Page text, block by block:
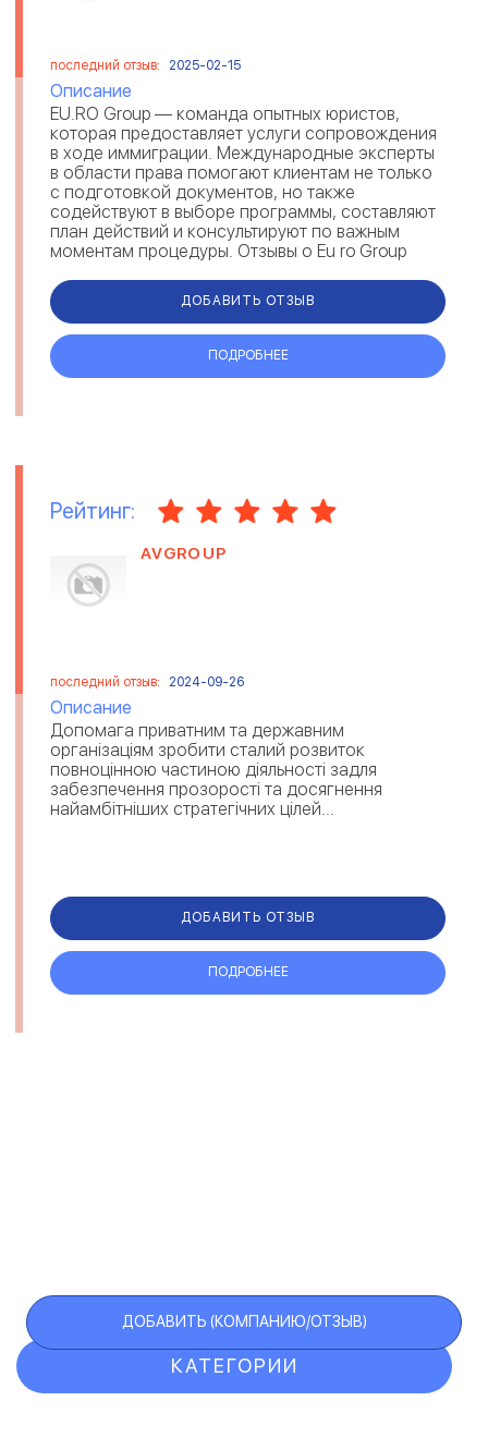
последний отзыв: 2025-02-15
Описание
EU.RO Group — команда опытных юристов,
которая предоставляет услуги сопровождения
в ходе иммиграции. Международные эксперты
в области права помогают клиентам не только
с подготовкой документов, но также
содействуют в выборе программы, составляют
план действий и консультируют по важным
моментам процедуры. Отзывы о Eu ro Group
ДОБАВИТЬ ОТЗЫВ
ПОДРОБНЕЕ
Рейтинг:
AVGROUP
последний отзыв: 2024-09-26
Описание
Допомага приватним та державним
організаціям зробити сталий розвиток
повноцінною частиною діяльності задля
забезпечення прозорості та досягнення
найамбітніших стратегічних цілей...
ДОБАВИТЬ ОТЗЫВ
ПОДРОБНЕЕ
КАТЕГОРИИ
ДОБАВИТЬ (КОМПАНИЮ/ОТЗЫВ)